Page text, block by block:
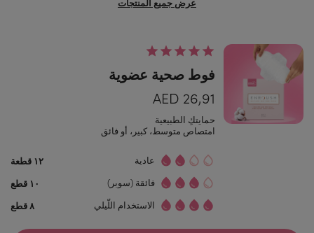
فوط صحية عضوية
26,91 AED
حمايتكِ الطبيعية
امتصاص متوسط، كبير، أو فائق
عادية ١٢ قطعة
فائقة (سوبر) ١٠ قطع
الاستخدام اللّيلي ٨ قطع